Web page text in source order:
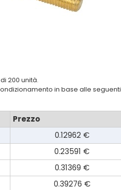
200 unità.
in base alle seguenti
Prezzo
0.12962 €
0.23591 €
0.31369 €
0.39276 €